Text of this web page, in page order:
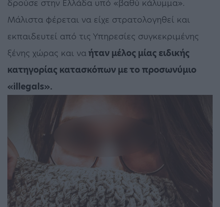
δρούσε στην Ελλάδα υπό «βαθύ κάλυμμα».
Μάλιστα φέρεται να είχε στρατολογηθεί και
εκπαιδευτεί από τις Υπηρεσίες συγκεκριμένης
ξένης χώρας και ναήταν μέλος μίας ειδικής
κατηγορίας κατασκόπων με το προσωνύμιο
«illegals».